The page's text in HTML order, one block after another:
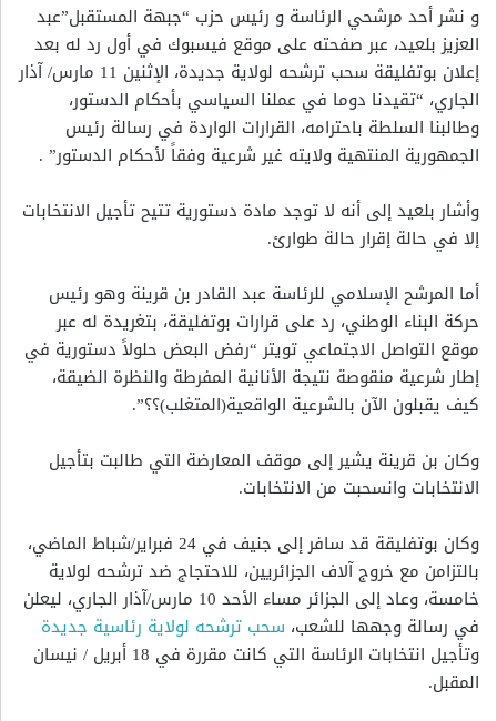
و نشر أحد مرشحي الرئاسة و رئيس حزب “جبهة المستقبل”عبد
العزيز بلعيد، عبر صفحته على موقع فيسبوك في أول رد له بعد
إعلان بوتفليقة سحب ترشحه لولاية جديدة، الإثنين 11 مارس/ آذار
الجاري، “تقيدنا دوما في عملنا السياسي بأحكام الدستور،
وطالبنا السلطة باحترامه، القرارات الواردة في رسالة رئيس
الجمهورية المنتهية ولايته غير شرعية وفقاً لأحكام الدستور” .
وأشار بلعيد إلى أنه لا توجد مادة دستورية تتيح تأجيل الانتخابات
إلا في حالة إقرار حالة طوارئ.
أما المرشح الإسلامي للرئاسة عبد القادر بن قرينة وهو رئيس
حركة البناء الوطني، رد على قرارات بوتفليقة، بتغريدة له عبر
موقع التواصل الاجتماعي تويتر “رفض البعض حلولاً دستورية في
إطار شرعية منقوصة نتيجة الأنانية المفرطة والنظرة الضيقة،
كيف يقبلون الآن بالشرعية الواقعية(المتغلب)؟؟”.
وكان بن قرينة يشير إلى موقف المعارضة التي طالبت بتأجيل
الانتخابات وانسحبت من الانتخابات.
وكان بوتفليقة قد سافر إلى جنيف في 24 فبراير/شباط الماضي،
بالتزامن مع خروج آلاف الجزائريين، للاحتجاج ضد ترشحه لولاية
خامسة، وعاد إلى الجزائر مساء الأحد 10 مارس/آذار الجاري، ليعلن
في رسالة وجهها للشعب، سحب ترشحه لولاية رئاسية جديدة
وتأجيل انتخابات الرئاسة التي كانت مقررة في 18 أبريل / نيسان
المقبل.